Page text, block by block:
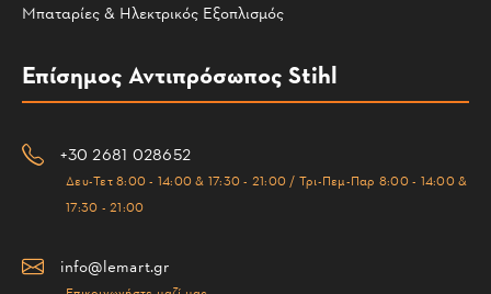
Μπαταρίες & Ηλεκτρικός Εξοπλισμός
Επίσημος Αντιπρόσωπος Stihl
+30 2681 028652
Δευ-Τετ 8:00 - 14:00 & 17:30 - 21:00 / Τρι-Πεμ-Παρ 8:00 - 14:00 &
17:30 - 21:00
info@lemart.gr